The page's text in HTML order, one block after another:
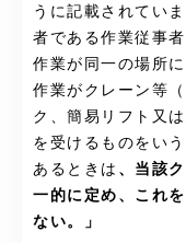
うに記載されてい
者である作業従事
作業が同一の場所
作業がクレーン等
ク、簡易リフト又
を受けるものをい
あるときは 、当該
一的に定め、これ
ない。」